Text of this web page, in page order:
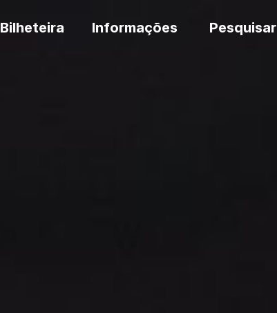
Bilheteira Informações Pesquisar